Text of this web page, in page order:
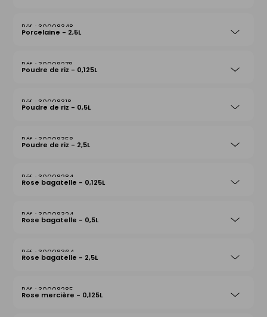
30008348
Porcelaine - 2,5L
30008278
Poudre de riz - 0,125L
30008318
Poudre de riz - 0,5L
30008358
Poudre de riz - 2,5L
30008284
Rose bagatelle - 0,125L
30008324
Rose bagatelle - 0,5L
30008364
Rose bagatelle - 2,5L
30008285
Rose mercière - 0,125L